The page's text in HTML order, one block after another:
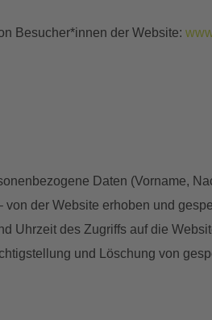
Besucher*innen der Website:
Daten (Vorname,
der Website erhoben und
Uhrzeit des Zugriffs auf die
und Löschung von